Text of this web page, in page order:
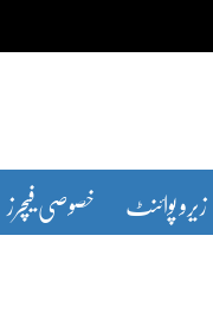
زیرو پوائنٹ خصوصی فیچرز